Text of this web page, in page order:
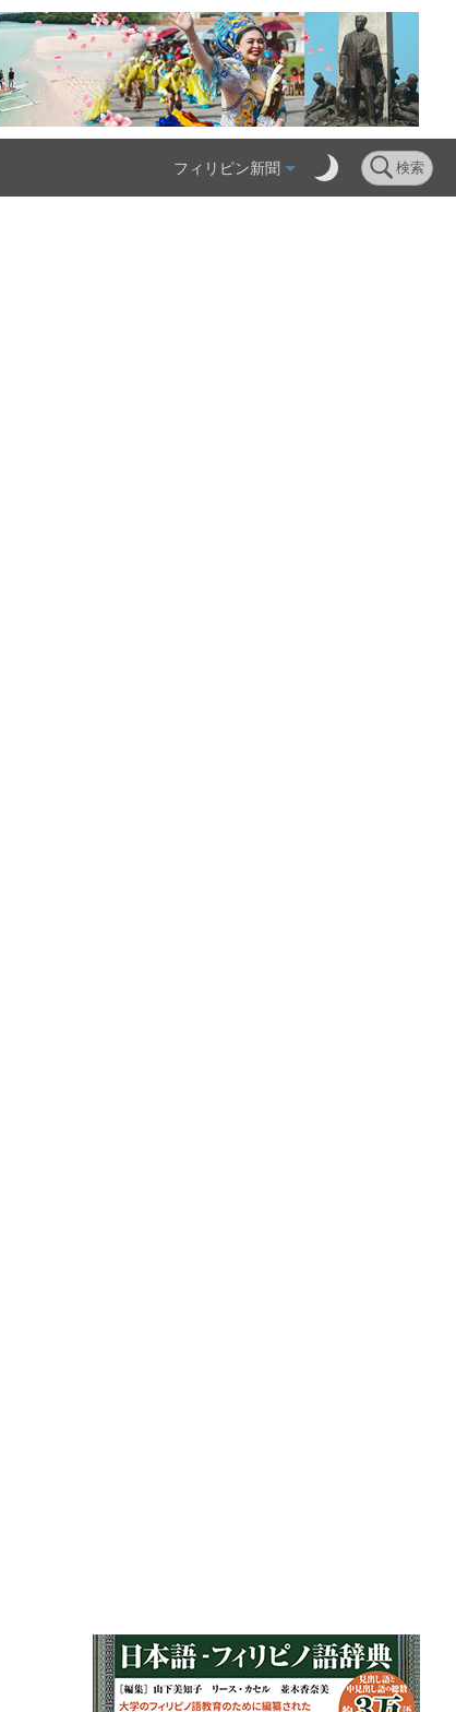
フィリピン新聞 検索